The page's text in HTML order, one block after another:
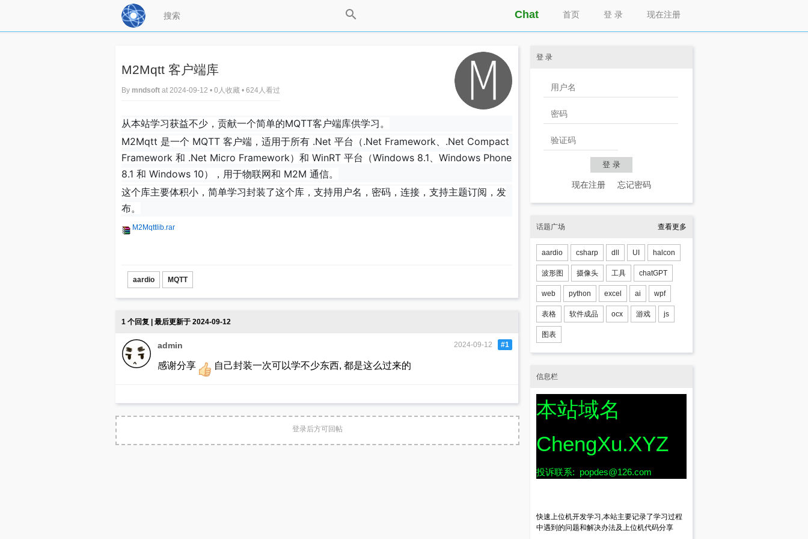
现在注册
登 录
首页
Chat
M2Mqtt 客户端库
By mndsoft at 2024-09-12 • 0人收藏 • 624人看过
从本站学习获益不少，贡献一个简单的MQTT客户端库供学习。
M2Mqtt 是一个 MQTT 客户端，适用于所有 .Net 平台（.Net Framework、.Net Compact
Framework 和 .Net Micro Framework）和 WinRT 平台（Windows 8.1、Windows Phone
8.1 和 Windows 10），用于物联网和 M2M 通信。
这个库主要体积小，简单学习封装了这个库，支持用户名，密码，连接，支持主题订阅，发
布。
M2Mqttlib.rar
aardio MQTT
1 个回复 | 最后更新于 2024-09-12
admin 2024-09-12 #1
感谢分享 自己封装一次可以学不少东西, 都是这么过来的
登录后方可回帖
登 录
现在注册 忘记密码
话题广场 查看更多
aardio csharp dll UI halcon
波形图 摄像头 工具 chatGPT
web python excel ai wpf
表格 软件成品 ocx 游戏 js
图表
信息栏
本站域名
ChengXu.XYZ
投诉联系: popdes@126.com
快速上位机开发学习,本站主要记录了学习过程
中遇到的问题和解决办法及上位机代码分享